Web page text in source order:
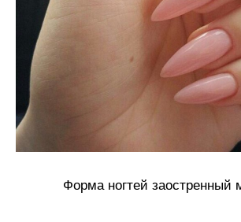
Форма ногтей заостренный